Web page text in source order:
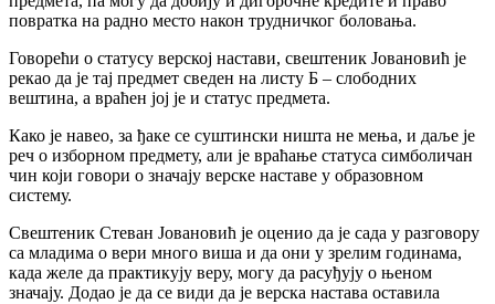
повратка на радно место након трудничког боловања.
Говорећи о статусу верској настави, свештеник Јовановић је
рекао да је тај предмет сведен на листу Б – слободних
вештина, а враћен јој је и статус предмета.
Како је навео, за ђаке се суштински ништа не мења, и даље је
реч о изборном предмету, али је враћање статуса симболичан
чин који говори о значају верске наставе у образовном
систему.
Свештеник Стеван Јовановић је оценио да је сада у разговору
са младима о вери много виша и да они у зрелим годинама,
када желе да практикују веру, могу да расуђују о њеном
значају. Додао је да се види да је верска настава оставила